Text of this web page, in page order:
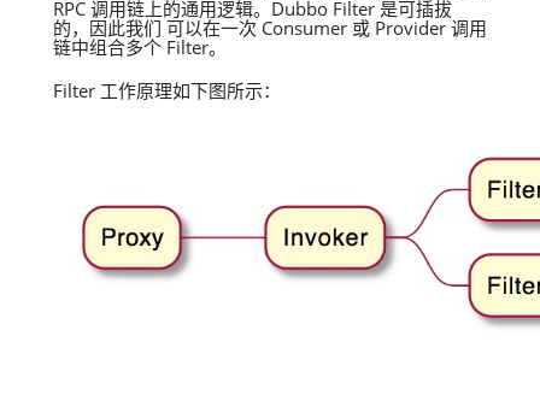
RPC 调用链上的通用逻辑。Dubbo Filter 是可插拔
的，因此我们 可以在一次 Consumer 或 Provider 调用
链中组合多个 Filter。
Filter 工作原理如下图所示：